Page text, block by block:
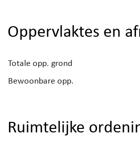
Oppervlaktes en
Totale opp. grond
Bewoonbare opp.
Ruimtelijke